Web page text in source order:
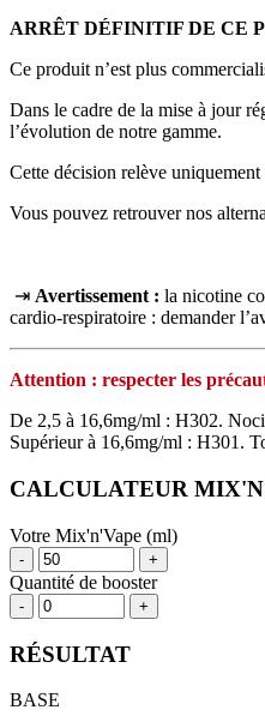
ARRÊT DÉFINITIF DE CE
Ce produit n’est plus
Dans le cadre de la mise à jour
l’évolution de notre gamme.
Cette décision relève
Vous pouvez retrouver nos
⇥ Avertissement : la nicotine
cardio‑respiratoire : demander
Attention : respecter les
De 2,5 à 16,6mg/ml : H302.
Supérieur à 16,6mg/ml : H301.
CALCULATEUR
Votre Mix'n'Vape (ml)
- +
Quantité de booster
- +
RÉSULTAT
BASE